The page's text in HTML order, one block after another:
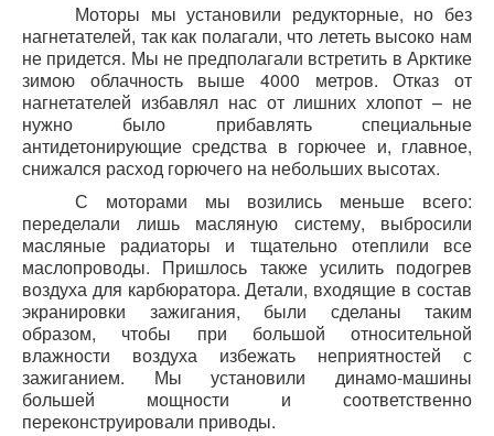
Моторы мы установили редукторные, но без
нагнетателей, так как полагали, что лететь высоко нам
не придется. Мы не предполагали встретить в Арктике
зимою облачность выше 4000 метров. Отказ от
нагнетателей избавлял нас от лишних хлопот – не
нужно было прибавлять специальные
антидетонирующие средства в горючее и, главное,
снижался расход горючего на небольших высотах.
С моторами мы возились меньше всего:
переделали лишь масляную систему, выбросили
масляные радиаторы и тщательно отеплили все
маслопроводы. Пришлось также усилить подогрев
воздуха для карбюратора. Детали, входящие в состав
экранировки зажигания, были сделаны таким
образом, чтобы при большой относительной
влажности воздуха избежать неприятностей с
зажиганием. Мы установили динамо-машины
большей мощности и соответственно
переконструировали приводы.